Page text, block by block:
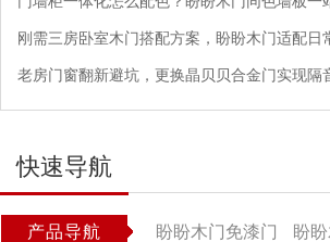
刚需三房卧室木门搭配方案，盼盼木门适配日
老房门窗翻新避坑，更换晶贝贝合金门实现隔
快速导航
产品导航 盼盼木门免漆门 盼